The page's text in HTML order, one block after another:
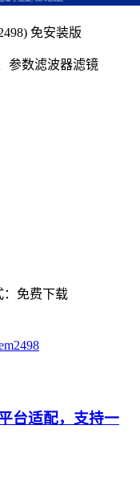
免安装版
参数滤波器滤镜
：免费下载
m2498
台适配，支持一